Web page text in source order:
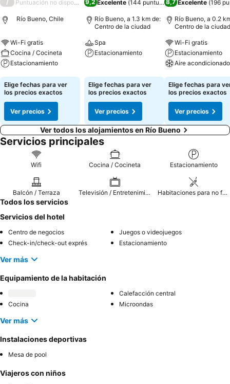
/ Puntuación no disponible
Río Bueno, Chile
Wi-Fi gratis
Cocina / Cocineta
Estacionamiento
Ver precios
Elige fechas para ver
los precios exactos
Ver precios
9,2 Excelente (144 puntuaciones)
Río Bueno, a 1.3 km de:
Centro de la ciudad
Spa
Estacionamiento
Elige fechas para ver
los precios exactos
Ver precios
8,7 Excelente (196
Río Bueno, a 0.2
Centro de la ciudad
Wi-Fi gratis
Estacionamiento
Aire acondicionado
Ver precios
Elige fechas para
los precios exactos
Ver precios
Ver todos los alojamientos en Río Bueno
Servicios principales
Wifi Cocina / Cocineta Estacionamiento
Balcón / Terraza Televisión / Entretenimiento Habitaciones para no fumadores
Todos los servicios
Servicios del hotel
Centro de negocios
Juegos o videojuegos
Check-in/check-out exprés
Estacionamiento
Ver más
Equipamiento de la habitación
Calefacción central
Cocina
Microondas
Ver más
Instalaciones deportivas
Mesa de pool
Viajeros con niños